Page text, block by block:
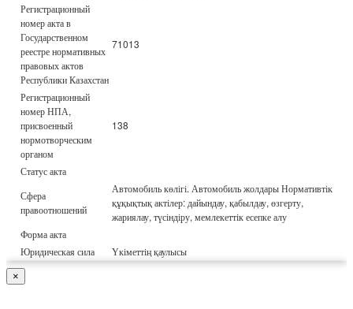
Регистрационный
номер акта в
Государственном
реестре нормативных
правовых актов
Республики Казахстан
71013
Регистрационный
номер НПА,
присвоенный
нормотворческим
органом
138
Статус акта
Сфера
правоотношений
Автомобиль көлігі. Автомобиль жолдары Нормативтік
құқықтық актілер: дайындау, қабылдау, өзгерту,
жариялау, түсіндіру, мемлекеттік есепке алу
Форма акта
Юридическая сила
Үкіметтің қаулысы
×